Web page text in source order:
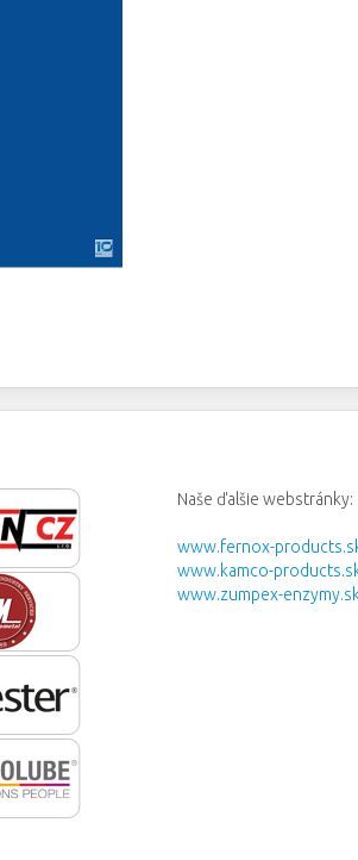
Naše ďalšie webstránky:
www.fernox-
www.kamco-
www.zumpex-enzymy.sk